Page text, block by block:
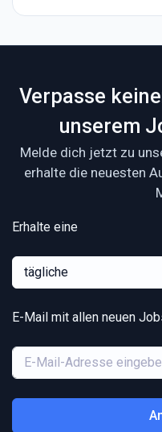
Verpasse
unserem
Melde dich jetzt zu
erhalte die neuesten
Erhalte eine
tägliche
E-Mail mit allen neuen